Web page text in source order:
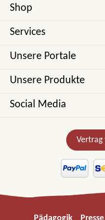
Shop
Services
Unsere Portale
Unsere Produkte
Social Media